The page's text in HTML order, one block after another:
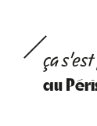
ça
au